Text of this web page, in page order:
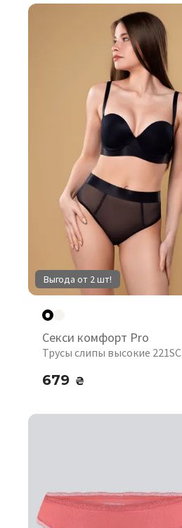
Выгода от 2 шт!
Секси комфорт Pro
Трусы слипы высокие 221SC
679 ₴